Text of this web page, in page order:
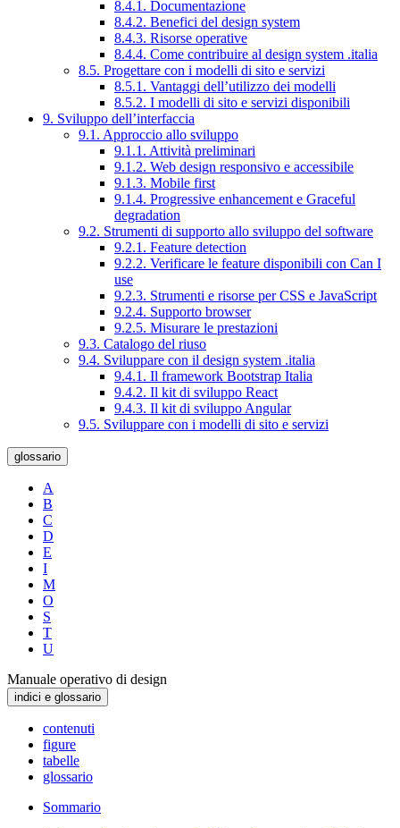
8.4.1. Documentazione
8.4.2. Benefici del design system
8.4.3. Risorse operative
8.4.4. Come contribuire al design system .italia
8.5. Progettare con i modelli di sito e servizi
8.5.1. Vantaggi dell’utilizzo dei modelli
8.5.2. I modelli di sito e servizi disponibili
9. Sviluppo dell’interfaccia
9.1. Approccio allo sviluppo
9.1.1. Attività preliminari
9.1.2. Web design responsivo e accessibile
9.1.3. Mobile first
9.1.4. Progressive enhancement e Graceful
degradation
9.2. Strumenti di supporto allo sviluppo del software
9.2.1. Feature detection
9.2.2. Verificare le feature disponibili con Can I
use
9.2.3. Strumenti e risorse per CSS e JavaScript
9.2.4. Supporto browser
9.2.5. Misurare le prestazioni
9.3. Catalogo del riuso
9.4. Sviluppare con il design system .italia
9.4.1. Il framework Bootstrap Italia
9.4.2. Il kit di sviluppo React
9.4.3. Il kit di sviluppo Angular
9.5. Sviluppare con i modelli di sito e servizi
glossario
A
B
C
D
E
I
M
O
S
T
U
Manuale operativo di design
indici e glossario
contenuti
figure
tabelle
glossario
Sommario